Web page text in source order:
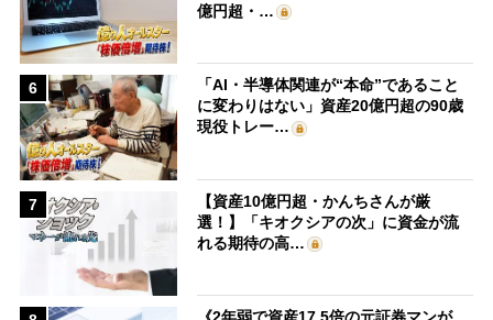
億円超・…
6
「AI・半導体関連が“本命”であること
に変わりはない」資産20億円超の90歳
現役トレー…
7
【資産10億円超・かんちさんが厳
選！】「キオクシアの次」に資金が流
れる期待の高…